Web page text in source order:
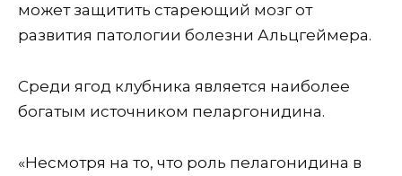
может защитить стареющий мозг от
развития патологии болезни Альцгеймера.
Среди ягод клубника является наиболее
богатым источником пеларгонидина.
«Несмотря на то, что роль пелагонидина в